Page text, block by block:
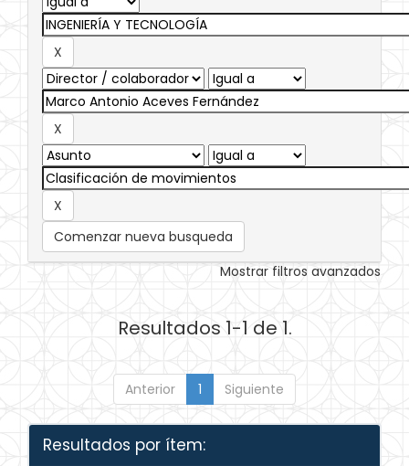
Comenzar nueva busqueda
Mostrar filtros avanzados
Resultados 1-1 de 1.
Anterior 1 Siguiente
Resultados por ítem: